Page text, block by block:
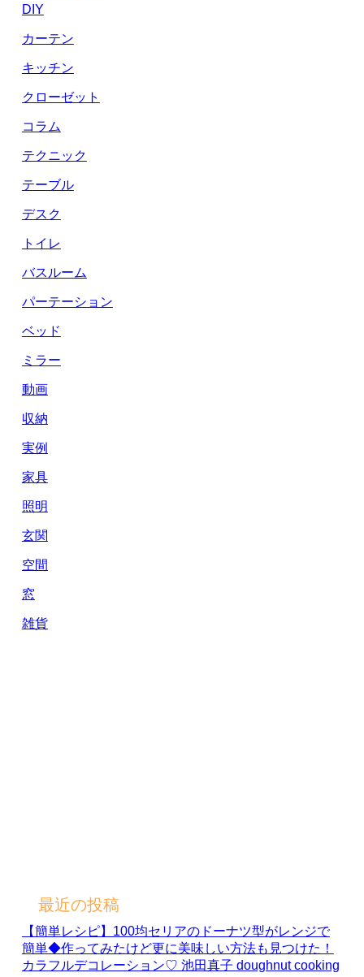
DIY
カーテン
キッチン
クローゼット
コラム
テクニック
テーブル
デスク
トイレ
バスルーム
パーテーション
ベッド
ミラー
動画
収納
実例
家具
照明
玄関
空間
窓
雑貨
最近の投稿
【簡単レシピ】100均セリアのドーナツ型がレンジで
簡単◆作ってみたけど更に美味しい方法も見つけた！
カラフルデコレーション♡ 池田真子 doughnut cooking